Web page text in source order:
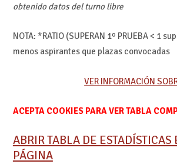
obtenido datos del turno libre
NOTA: *RATIO (SUPERAN 1º PRUEBA < 1
menos aspirantes que plazas convocadas
VER INFORMACIÓN
ACEPTA COOKIES PARA VER TABLA
ABRIR TABLA DE
PÁGINA